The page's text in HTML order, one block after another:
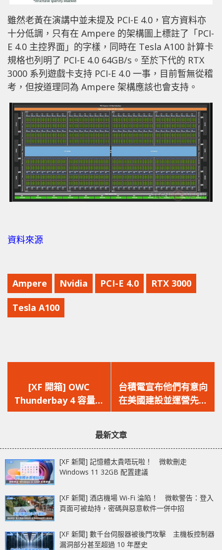
雖然老黃在演講中並未提及 PCI-E 4.0，官方資料亦
十分低調，只有在 Ampere 的架構圖上標註了「PCI-
E 4.0 主控界面」的字樣，同時在 Tesla A100 計算卡
規格也列明了 PCI-E 4.0 64GB/s。至於下代的 RTX
3000 系列遊戲卡支持 PCI-E 4.0 一事，目前暫無從稽
考，但按道理同為 Ampere 架構應該也會支持。
資料來源
Ampere Nvidia PCI-E 4.0 RTX 3000
Tesla A100
一
篇
文
[XF 開箱] OWC
Thunderbay 4 容量高
達 56TB 速度可達
一
篇
文
台積電宣布他們有意向
在美國建設並運營先進
工藝半導體工廠
最新文章
[XF 新聞] 記憶體太貴唔玩啦！ 微軟刪走
Windows 11 32GB 配置建議
[XF 新聞] 酒店機場 Wi-Fi 淪陷！ 微軟警告：登入
頁面可被劫持，密碼與惡意軟件一併中招
[XF 新聞] 數千台伺服器被後門攻擊 主機板控制器
漏洞部分甚至超過 10 年歷史